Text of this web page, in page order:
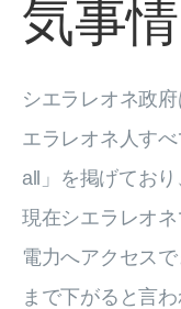
気事情
シエラレオネ政
エラレオネ人す
all」を掲げてお
現在シエラレオ
電力へアクセス
まで下がると言わ